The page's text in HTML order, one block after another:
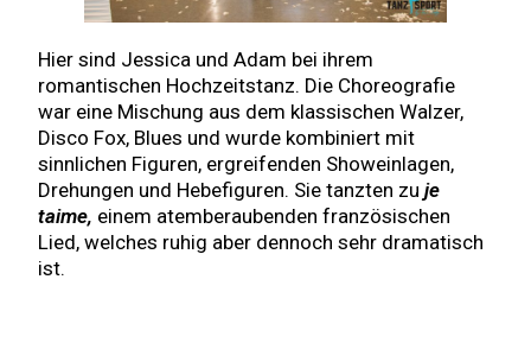
Hier sind Jessica und Adam bei ihrem
romantischen Hochzeitstanz. Die Choreografie
war eine Mischung aus dem klassischen Walzer,
Disco Fox, Blues und wurde kombiniert mit
sinnlichen Figuren, ergreifenden Showeinlagen,
Drehungen und Hebefiguren. Sie tanzten zuje
taime, einem atemberaubenden französischen
Lied, welches ruhig aber dennoch sehr dramatisch
ist.